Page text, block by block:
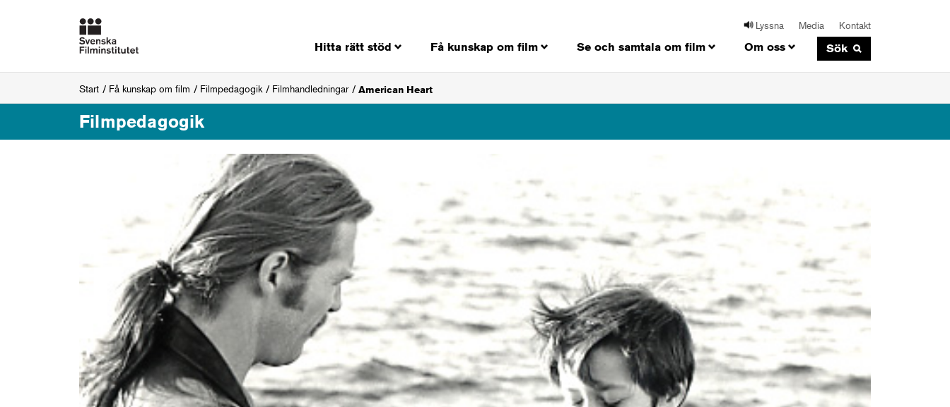
Lyssna Media Kontakt
Hitta rätt stöd Få kunskap om film Se och samtala om film Om oss Sök
Start Få kunskap om film Filmpedagogik Filmhandledningar American Heart
Filmpedagogik